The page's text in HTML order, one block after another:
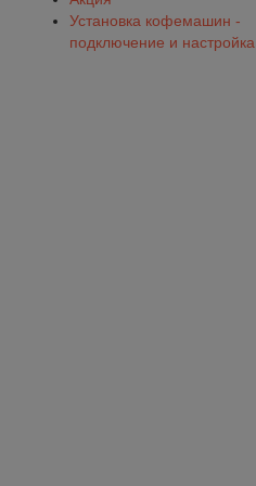
Установка кофемашин -
подключение и настройка